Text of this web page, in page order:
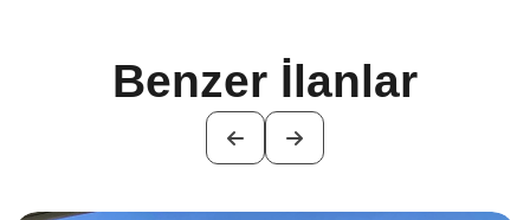
Benzer İlanlar